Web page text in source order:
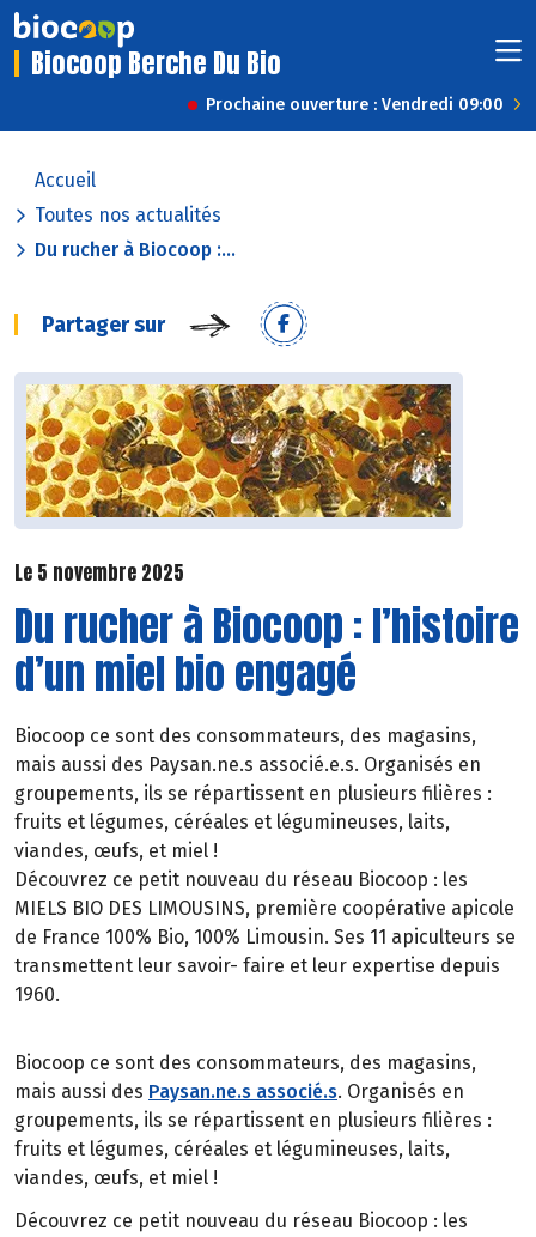
Biocoop Berche Du Bio
Prochaine ouverture : Vendredi 09:00
Accueil
Toutes nos actualités
Du rucher à Biocoop :...
Partager sur
Le 5 novembre 2025
Du rucher à Biocoop : l’histoire
d’un miel bio engagé
Biocoop ce sont des consommateurs, des magasins,
mais aussi des Paysan.ne.s associé.e.s. Organisés en
groupements, ils se répartissent en plusieurs filières :
fruits et légumes, céréales et légumineuses, laits,
viandes, œufs, et miel !
Découvrez ce petit nouveau du réseau Biocoop : les
MIELS BIO DES LIMOUSINS, première coopérative apicole
de France 100% Bio, 100% Limousin. Ses 11 apiculteurs se
transmettent leur savoir- faire et leur expertise depuis
1960.
Biocoop ce sont des consommateurs, des magasins,
mais aussi des Paysan.ne.s associé.s. Organisés en
groupements, ils se répartissent en plusieurs filières :
fruits et légumes, céréales et légumineuses, laits,
viandes, œufs, et miel !
Découvrez ce petit nouveau du réseau Biocoop : les